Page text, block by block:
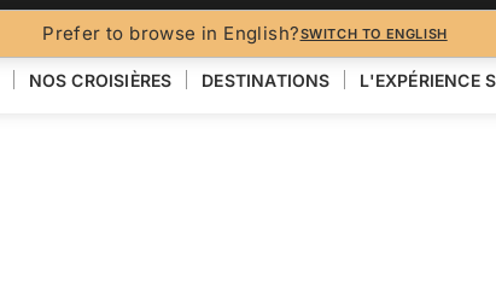
Prefer to browse in English?SWITCH TO ENGLISH
NOS CROISIÈRES DESTINATIONS L'EXPÉRIENCE